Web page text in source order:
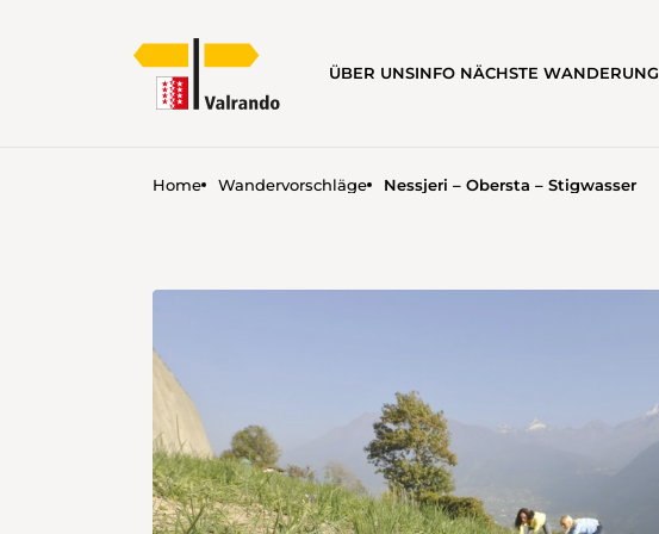
ÜBER UNSINFO NÄCHSTE WANDERUNG
Home Wandervorschläge Nessjeri – Obersta – Stigwasser